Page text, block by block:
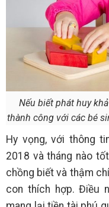
Nếu biết phát huy
thành công với các bé
Hy vọng, với thông
2018 và tháng nào
chồng biết và thậm
con thích hợp. Điều